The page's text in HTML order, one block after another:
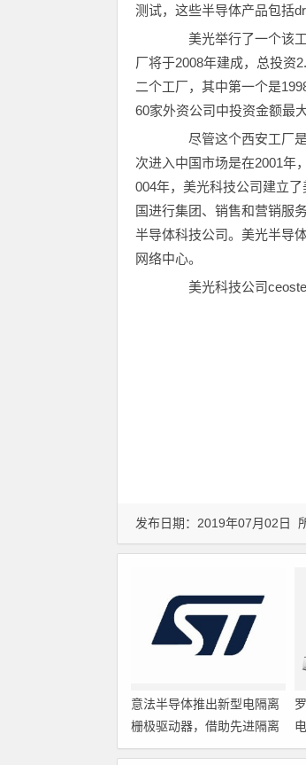
测试，这些半导体产品包括
美光举行了一个该工
厂将于2008年建成，总投资
二个工厂，其中第一个是
60家外资公司中投资金额最
尽管这个西安工厂是
次进入中国市场是在2001年
004年，美光科技公司建立
国进行集团、销售和营销服
半导体科技公司。美光半导
网络中心。
美光科技公司
发布日期：2019年07月02日
意法半导体推出新型电隔离
栅极驱动器，借助先进隔离
技术简化电源设计